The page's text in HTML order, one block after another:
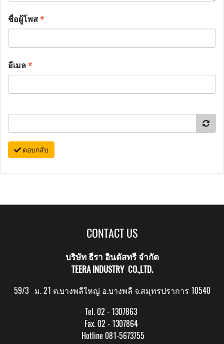
ชื่อผู้โพส*
อีเมล*
ตอบกลับ
CONTACT US
บริษัท ธีรา อินดัสทรี จำกัด
TEERA INDUSTRY CO.,LTD.
59/3 ม. 21 ต.บางพลีใหญ่ อ.บางพลี จ.สมุทรปราการ 10540
Tel. 02 - 1307863
Fax. 02 - 1307864
Hotline 081-5673755